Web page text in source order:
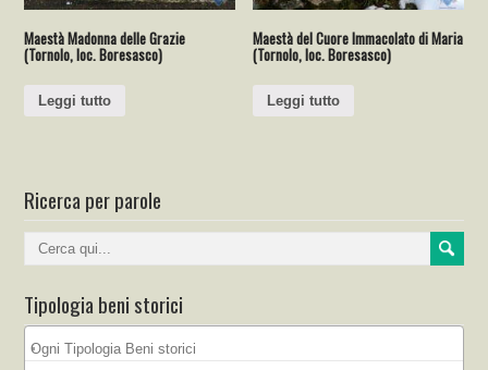
Maestà Madonna delle Grazie
(Tornolo, loc. Boresasco)
Leggi tutto
Maestà del Cuore Immacolato di Maria
(Tornolo, loc. Boresasco)
Leggi tutto
Ricerca per parole
Tipologia beni storici